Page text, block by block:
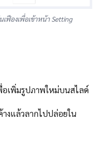
ฟืองเพื่อเข้าหน้า Setting
เพิ่มรูปภาพใหม่บนสไลด์
งแล้วลากไปปล่อยใน